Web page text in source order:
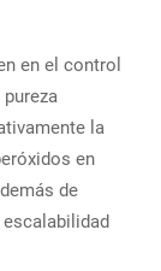
en el control
la
en
de